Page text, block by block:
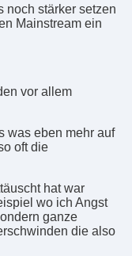
noch stärker setzen
Mainstream ein
vor allem
was eben mehr auf
oft die
hat war
wo ich Angst
ganze
die also